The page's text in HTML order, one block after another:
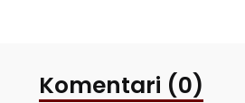
Komentari (0)